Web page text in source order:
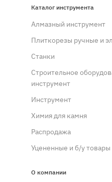
Каталог инструмента
Алмазный инструмент
Плиткорезы ручные и
Станки
Строительное
инструмент
Инструмент
Химия для камня
Распродажа
Уцененные и б/у товары
О компании